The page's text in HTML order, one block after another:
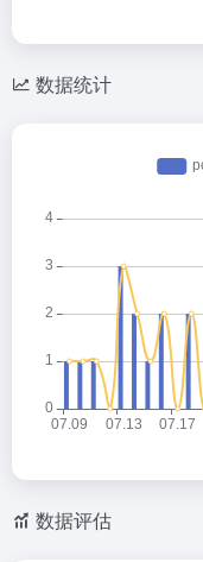
数据统计
数据评估